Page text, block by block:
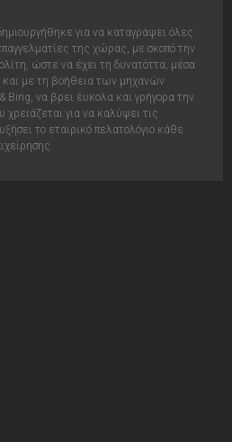
για να καταγράψει όλες
της χώρας, με σκοπό την
ώστε να έχει τη δυνατόττα, μέσα
και με τη βοήθεια των μηχανών
Bing, να βρει έυκολα και γρήγορα την
χρειάζεται για να καλύψει τις
το εταιρικό πελατολόγιο κάθε